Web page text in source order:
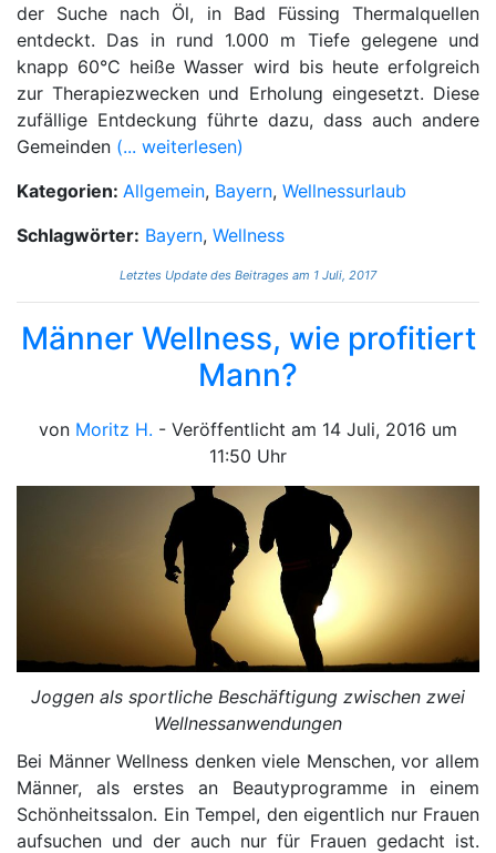
der Suche nach Öl, in Bad Füssing Thermalquellen
entdeckt. Das in rund 1.000 m Tiefe gelegene und
knapp 60°C heiße Wasser wird bis heute erfolgreich
zur Therapiezwecken und Erholung eingesetzt. Diese
zufällige Entdeckung führte dazu, dass auch andere
Gemeinden (... weiterlesen)
Kategorien: Allgemein, Bayern, Wellnessurlaub
Schlagwörter: Bayern, Wellness
Letztes Update des Beitrages am 1 Juli, 2017
Männer Wellness, wie profitiert
Mann?
von Moritz H. - Veröffentlicht am 14 Juli, 2016 um
11:50 Uhr
Joggen als sportliche Beschäftigung zwischen zwei
Wellnessanwendungen
Bei Männer Wellness denken viele Menschen, vor allem
Männer, als erstes an Beautyprogramme in einem
Schönheitssalon. Ein Tempel, den eigentlich nur Frauen
aufsuchen und der auch nur für Frauen gedacht ist.